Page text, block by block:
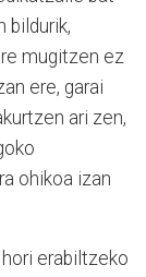
bildurik,
mugitzen ez
ere, garai
ari zen,
ohikoa izan
erabiltzeko